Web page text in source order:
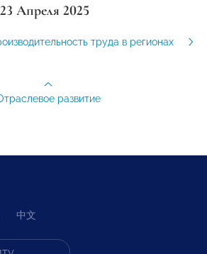
23 Апреля 2025
труда в регионах
развитие
中文